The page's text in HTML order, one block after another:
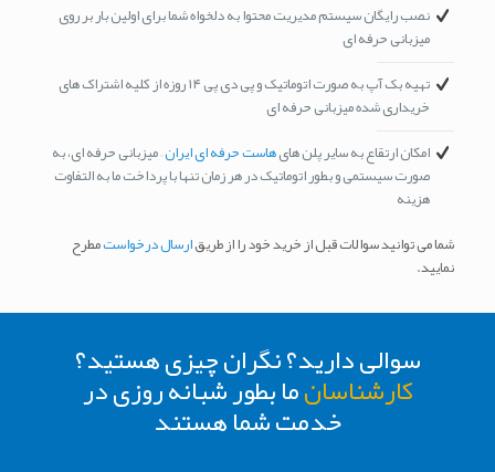
نصب رایگان سیستم مدیریت محتوا به دلخواه شما برای اولین بار بر روی
میزبانی حرفه ای
تهیه بک آپ به صورت اتوماتیک و پی دی پی ۱۴ روزه از کلیه اشتراک های
خریداری شده میزبانی حرفه ای
امکان ارتقاع به سایر پلن هایهاست حرفه ای ایران– میزبانی حرفه ای، به
صورت سیستمی و بطور اتوماتیک در هر زمان تنها با پرداخت ما به التفاوت
هزینه
شما می توانید سوالات قبل از خرید خود را از طریقارسال درخواستمطرح
نمایید.
سوالی دارید؟ نگران چیزی هستید؟
کارشناسانما بطور شبانه روزی در
خدمت شما هستند